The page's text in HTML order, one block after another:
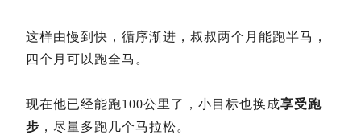
这样由慢到快，循序渐进，叔叔两个月能跑半马，
四个月可以跑全马。
现在他已经能跑100公里了，小目标也换成享受跑
步 ，尽量多跑几个马拉松。